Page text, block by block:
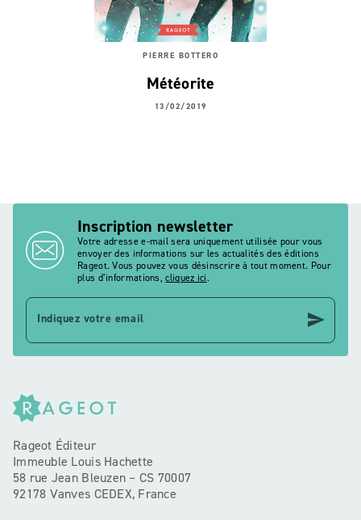
PIERRE BOTTERO
Météorite
13/02/2019
Inscription newsletter
Votre adresse e-mail sera uniquement utilisée pour vous
envoyer des informations sur les actualités des éditions
Rageot. Vous pouvez vous désinscrire à tout moment. Pour
plus d’informations,cliquez ici.
Indiquez votre email send
Rageot Éditeur
Immeuble Louis Hachette
58 rue Jean Bleuzen – CS 70007
92178 Vanves CEDEX, France